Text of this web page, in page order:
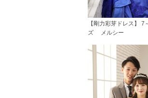
【剛力彩芽ドレス】 7
ズ メルシー